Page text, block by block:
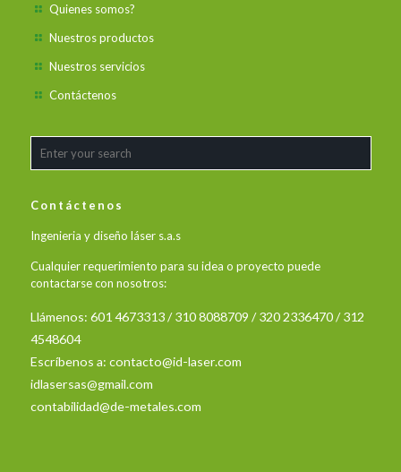
Quienes somos?
Nuestros productos
Nuestros servicios
Contáctenos
Contáctenos
Ingenieria y diseño láser s.a.s
Cualquier requerimiento para su idea o proyecto puede
contactarse con nosotros:
Llámenos: 601 4673313 / 310 8088709 / 320 2336470 / 312
4548604
Escríbenos a: contacto@id-laser.com
idlasersas@gmail.com
contabilidad@de-metales.com